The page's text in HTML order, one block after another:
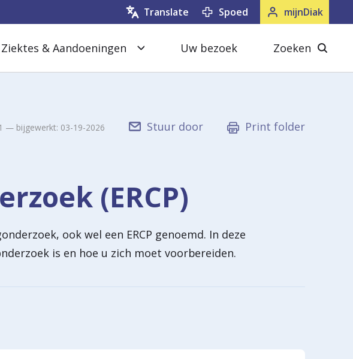
Ziektes & Aandoeningen Uw bezoek
Zoeken
i
k
mijnDiak
Spoed
Translate
— bijgewerkt: 03-19-2026 Stuur door Print folder
(ERCP)
ook wel een ERCP genoemd. In deze
is en hoe u zich moet voorbereiden.